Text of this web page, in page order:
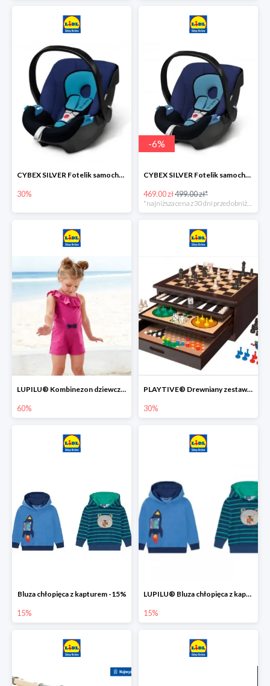
CYBEX SILVER Fotelik samochodowy -30%
30%
-6%
CYBEX SILVER Fotelik samochodowy + dostawa gratis!
469.00 zł499.00 zł*
*najniższa cena z 30 dni przed obniżką
LUPILU® Kombinezon dziewczęcy z bawełny
60%
PLAYTIVE® Drewniany zestaw gier 10 w 1
30%
Bluza chłopięca z kapturem -15%
15%
LUPILU® Bluza chłopięca z kapturem
15%